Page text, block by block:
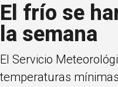
El frío se
la semana
El Servicio
temperaturas